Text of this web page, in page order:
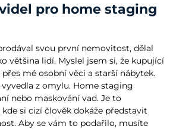
pro home staging
svou první nemovitost, dělal
většina lidí. Myslel jsem si, že kupující
mé osobní věci a starší nábytek.
z omylu. Home staging
nebo maskování vad. Je to
si cizí člověk dokáže představit
Aby se vám to podařilo, musíte